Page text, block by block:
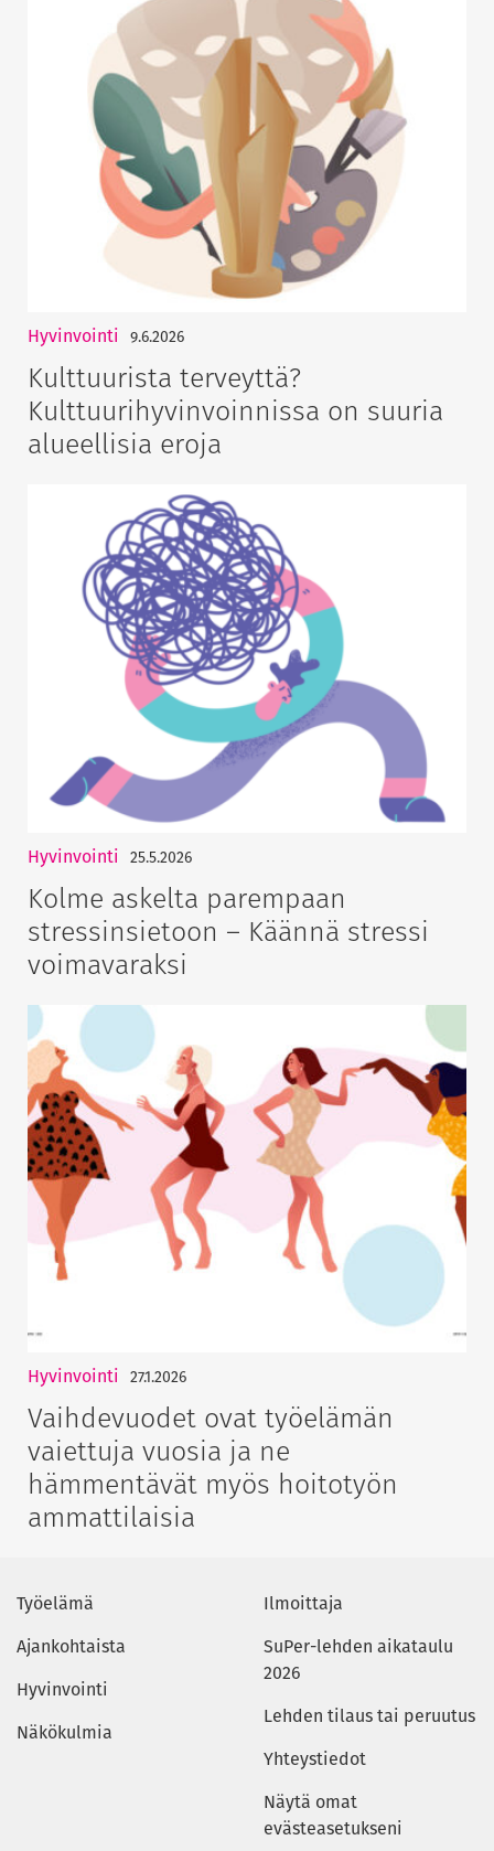
Hyvinvointi 9.6.2026
Kulttuurista terveyttä?
Kulttuurihyvinvoinnissa on suuria
alueellisia eroja
Hyvinvointi 25.5.2026
Kolme askelta parempaan
stressinsietoon – Käännä stressi
voimavaraksi
Hyvinvointi 27.1.2026
Vaihdevuodet ovat työelämän
vaiettuja vuosia ja ne
hämmentävät myös hoitotyön
ammattilaisia
Työelämä
Ajankohtaista
Hyvinvointi
Näkökulmia
Ilmoittaja
SuPer-lehden aikataulu
2026
Lehden tilaus tai peruutus
Yhteystiedot
Näytä omat
evästeasetukseni